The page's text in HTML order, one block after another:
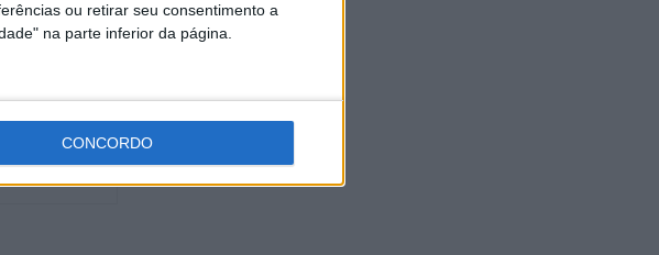
ou retirar seu consentimento a
na parte inferior da página.
CONCORDO